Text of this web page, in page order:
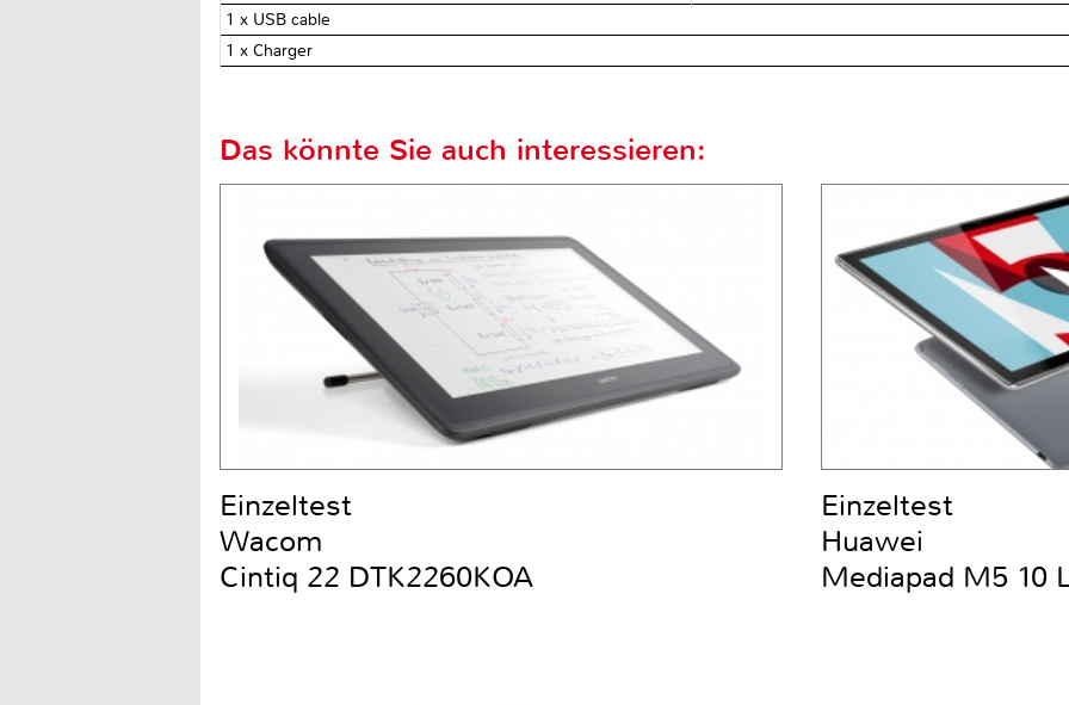
1 x USB cable
1 x Charger
Das könnte Sie auch interessieren:
Einzeltest
Wacom
Cintiq 22 DTK2260KOA
Einzeltest
Huawei
Mediapad M5 10